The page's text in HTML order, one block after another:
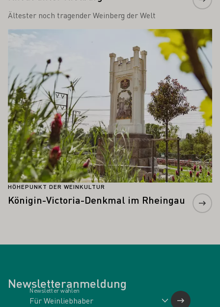
Ältester noch tragender Weinberg der Welt
HÖHEPUNKT DER WEINKULTUR
Königin-Victoria-Denkmal im Rheingau
Mehr erfahren
Newsletteranmeldung
Newsletter wählen